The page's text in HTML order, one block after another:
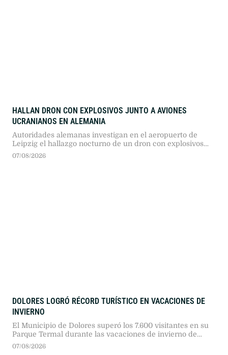
HALLAN DRON CON EXPLOSIVOS JUNTO A AVIONES
UCRANIANOS EN ALEMANIA
Autoridades alemanas investigan en el aeropuerto de
Leipzig el hallazgo nocturno de un dron con explosivos
cerca de aeronaves ucranianas, un presunto sabotaje que
07/08/2026
DOLORES LOGRÓ RÉCORD TURÍSTICO EN VACACIONES DE
INVIERNO
El Municipio de Dolores superó los 7.600 visitantes en su
Parque Termal durante las vacaciones de invierno de
2026. La cifra representó un incremento del 29 por ciento
07/08/2026